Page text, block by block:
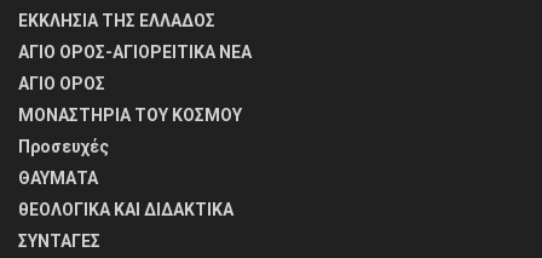
ΕΚΚΛΗΣΙΑ ΤΗΣ ΕΛΛΑΔΟΣ
ΑΓΙΟ ΟΡΟΣ-ΑΓΙΟΡΕΙΤΙΚΑ ΝΕΑ
ΑΓΙΟ ΟΡΟΣ
ΜΟΝΑΣΤΗΡΙΑ ΤΟΥ ΚΟΣΜΟΥ
Προσευχές
ΘΑΥΜΑΤΑ
θΕΟΛΟΓΙΚΑ ΚΑΙ ΔΙΔΑΚΤΙΚΑ
ΣΥΝΤΑΓΕΣ